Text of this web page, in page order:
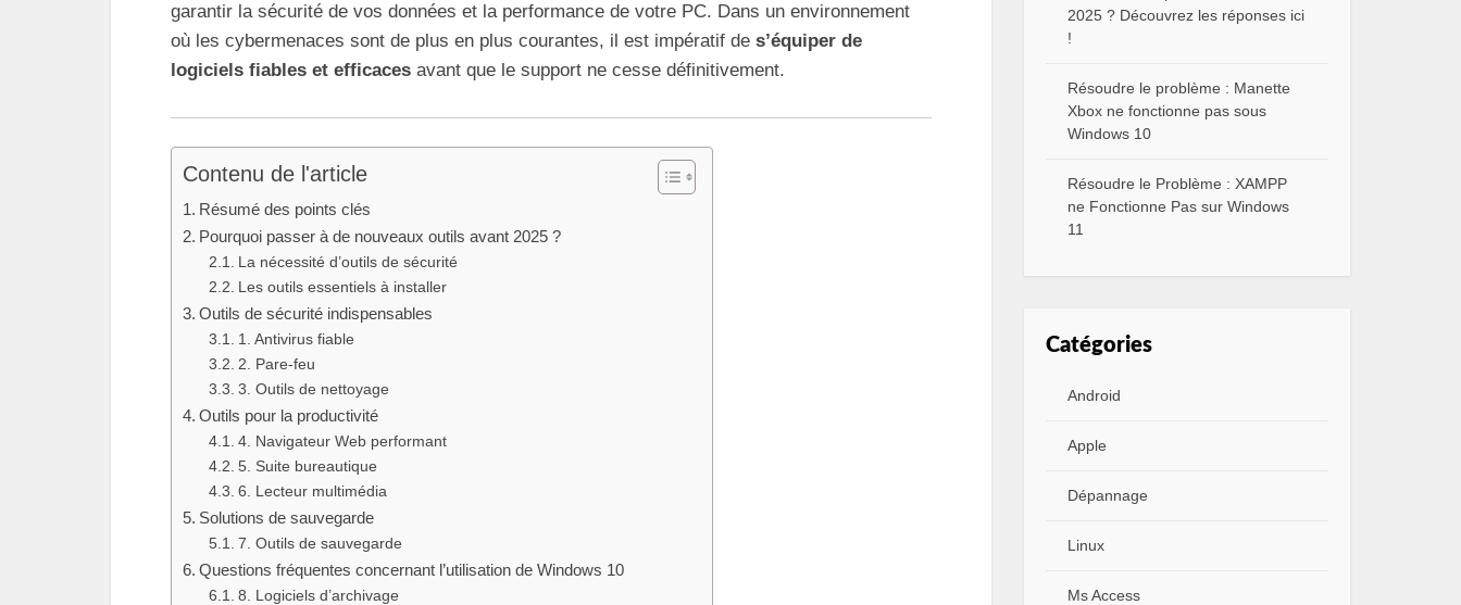
garantir la sécurité de vos données et la performance de votre PC. Dans un environnement
où les cybermenaces sont de plus en plus courantes, il est impératif de s’équiper de
logiciels fiables et efficaces avant que le support ne cesse définitivement.
Contenu de l'article
Résumé des points clés
Pourquoi passer à de nouveaux outils avant 2025 ?
La nécessité d’outils de sécurité
Les outils essentiels à installer
Outils de sécurité indispensables
1. Antivirus fiable
2. Pare-feu
3. Outils de nettoyage
Outils pour la productivité
4. Navigateur Web performant
5. Suite bureautique
6. Lecteur multimédia
Solutions de sauvegarde
7. Outils de sauvegarde
Questions fréquentes concernant l’utilisation de Windows 10
8. Logiciels d’archivage
2025 ? Découvrez les réponses ici
!
Résoudre le problème : Manette
Xbox ne fonctionne pas sous
Windows 10
Résoudre le Problème : XAMPP
ne Fonctionne Pas sur Windows
11
Catégories
Android
Apple
Dépannage
Linux
Ms Access